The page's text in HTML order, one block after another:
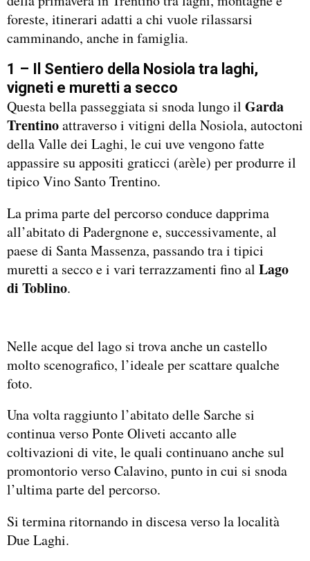
foreste, itinerari adatti a chi vuole rilassarsi
camminando, anche in famiglia.
1 – Il Sentiero della Nosiola tra laghi,
vigneti e muretti a secco
Questa bella passeggiata si snoda lungo il Garda
Trentinoattraverso i vitigni della Nosiola, autoctoni
della Valle dei Laghi, le cui uve vengono fatte
appassire su appositi graticci (arèle) per produrre il
tipico Vino Santo Trentino.
La prima parte del percorso conduce dapprima
all’abitato di Padergnone e, successivamente, al
paese di Santa Massenza, passando tra i tipici
muretti a secco e i vari terrazzamenti fino al Lago
di Toblino.
Nelle acque del lago si trova anche un castello
molto scenografico, l’ideale per scattare qualche
foto.
Una volta raggiunto l’abitato delle Sarche si
continua verso Ponte Oliveti accanto alle
coltivazioni di vite, le quali continuano anche sul
promontorio verso Calavino, punto in cui si snoda
l’ultima parte del percorso.
Si termina ritornando in discesa verso la località
Due Laghi.